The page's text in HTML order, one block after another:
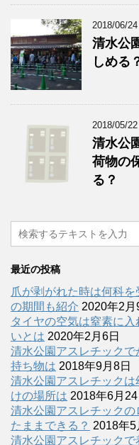
2018/06/24
清水公
しめる
2018/05/22
清水公
荷物の
る？
最近の投稿
爪が剥がれた時は何科
の期間も紹介 2020年2月
タイヤの空気は窒素に
いとは 2020年2月6日
清水公園アスレチック
持ち物は 2018年9月8日
清水公園アスレチック
けの場所は 2018年6月24
清水公園アスレチック
たままできる？ 2018年5
清水公園アスレチック